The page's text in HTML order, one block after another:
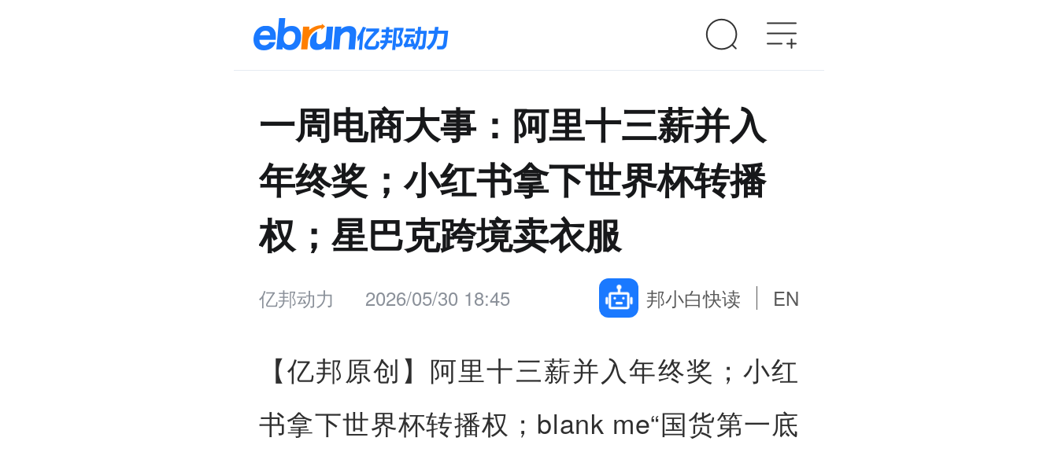
一周电商大事：阿里十三薪并入
年终奖；小红书拿下世界杯转播
权；星巴克跨境卖衣服
亿邦动力 2026/05/30 18:45 邦小白快读 EN
【亿邦原创】阿里十三薪并入年终奖；小红
书拿下世界杯转播权；blank me“国货第一底